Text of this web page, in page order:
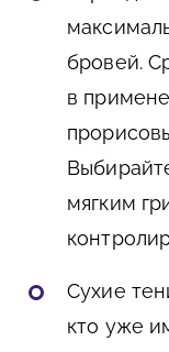
бровей.
в
мягким
Сухие
кто уже